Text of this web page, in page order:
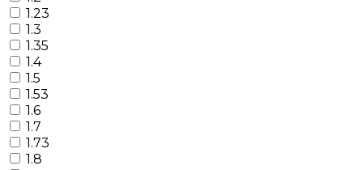
1.23
1.3
1.35
1.4
1.5
1.53
1.6
1.7
1.73
1.8